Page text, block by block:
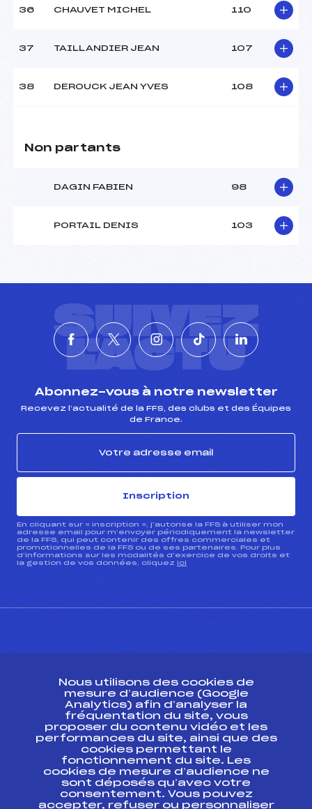
36 CHAUVET MICHEL 110
37 TAILLANDIER JEAN 107
38 DEROUCK JEAN YVES 108
Non partants
DAGIN FABIEN 98
PORTAIL DENIS 103
SUIVEZ
L'ACTU
Abonnez-vous à notre newsletter
Recevez l’actualité de la FFS, des clubs et des Équipes
de France.
Inscription
En cliquant sur « inscription », j’autorise la FFS à utiliser mon
adresse email pour m’envoyer périodiquement la newsletter
de la FFS, qui peut contenir des offres commerciales et
promotionnelles de la FFS ou de ses partenaires. Pour plus
d’informations sur les modalités d’exercice de vos droits et
la gestion de vos données, cliquez ici
Ressources
Pass’Neige
Projet sportif fédéral
Projet de performance fédéral
Antidopage
Pôle Développement, Formation, Suivi
Nous utilisons des cookies de
mesure d’audience (Google
Analytics) afin d’analyser la
fréquentation du site, vous
proposer du contenu vidéo et les
performances du site, ainsi que des
cookies permettant le
fonctionnement du site. Les
cookies de mesure d’audience ne
sont déposés qu’avec votre
consentement. Vous pouvez
accepter, refuser ou personnaliser